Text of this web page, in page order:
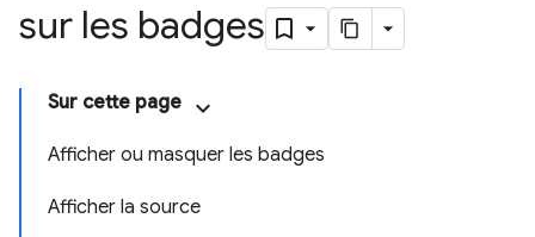
sur les badges
Sur cette page
Afficher ou masquer les badges
Afficher la source